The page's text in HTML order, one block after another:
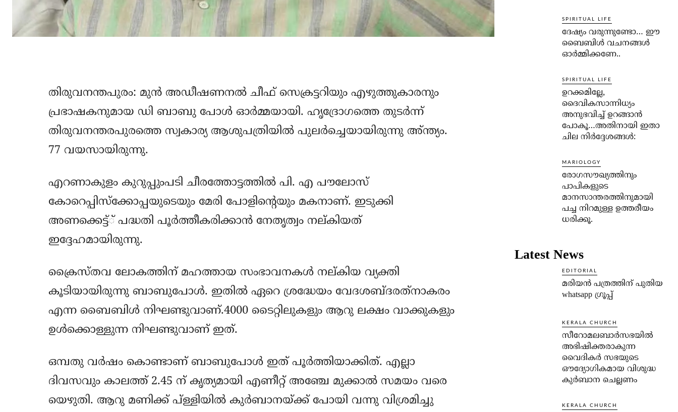
തിരുവനന്തപുരം: മുന്‍ അഡീഷണനല്‍ ചീഫ് സെക്രട്ടറിയും എഴുത്തുകാരനും
പ്രഭാഷകനുമായ ഡി ബാബു പോള്‍ ഓര്‍മ്മയായി. ഹൃദ്രോഗത്തെ തുടര്‍ന്ന്
തിരുവനന്തരപുരത്തെ സ്വകാര്യ ആശുപത്രിയില്‍ പുലര്‍ച്ചെയായിരുന്നു അ്ന്ത്യം.
77 വയസായിരുന്നു.
എറണാകുളം കുറുപ്പുംപടി ചീരത്തോട്ടത്തില്‍ പി. എ പൗലോസ്
കോറെപ്പിസ്‌ക്കോപ്പയുടെയും മേരി പോളിന്റെയും മകനാണ്. ഇടുക്കി
അണക്കെട്ട്് പദ്ധതി പൂര്‍ത്തീകരിക്കാന്‍ നേതൃത്വം നല്കിയത്
ഇദ്ദേഹമായിരുന്നു.
ക്രൈസ്തവ ലോകത്തിന് മഹത്തായ സംഭാവനകള്‍ നല്കിയ വ്യക്തി
കൂടിയായിരുന്നു ബാബുപോള്‍. ഇതില്‍ ഏറെ ശ്രദ്ധേയം വേദശബ്ദരത്‌നാകരം
എന്ന ബൈബിള്‍ നിഘണ്ടുവാണ്.4000 ടൈറ്റിലുകളും ആറു ലക്ഷം വാക്കുകളും
ഉള്‍ക്കൊള്ളുന്ന നിഘണ്ടുവാണ് ഇത്.
ഒമ്പതു വര്‍ഷം കൊണ്ടാണ് ബാബുപോള്‍ ഇത് പൂര്‍ത്തിയാക്കിത്. എല്ലാ
ദിവസവും കാലത്ത് 2.45 ന് കൃത്യമായി എണീറ്റ് അഞ്ചേ മുക്കാല്‍ സമയം വരെ
യെഴുതി. ആറു മണിക്ക് പ്ള്ളിയില്‍ കുര്‍ബാനയ്ക്ക് പോയി വന്നു വിശ്രമിച്ചു
SPIRITUAL LIFE
ദേഷ്യം വരുന്നുണ്ടോ… ഈ
ബൈബിള്‍ വചനങ്ങള്‍
ഓര്‍മ്മിക്കണേ..
SPIRITUAL LIFE
ഉറക്കമില്ലേ,
ദൈവികസാന്നിധ്യം
അനുഭവിച്ച് ഉറങ്ങാന്‍
പോകൂ…അതിനായി ഇതാ
ചില നിര്‍ദ്ദേശങ്ങള്‍:
MARIOLOGY
രോഗസൗഖ്യത്തിനും
പാപികളുടെ
മാനസാന്തരത്തിനുമായി
പച്ച നിറമുള്ള ഉത്തരീയം
ധരിക്കൂ.
Latest News
EDITORIAL
മരിയൻ പത്രത്തിന് പുതിയ
whatsapp ഗ്രൂപ്പ്
KERALA CHURCH
സീറോമലബാർസഭയിൽ
അഭിഷിക്തരാകുന്ന
വൈദികർ സഭയുടെ
ഔദ്യോഗികമായ വിശുദ്ധ
കുർബാന ചെല്ലണം
KERALA CHURCH